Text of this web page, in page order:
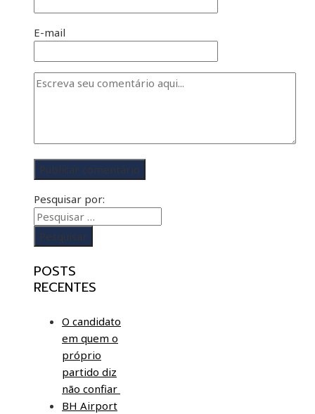
E-mail
Pesquisar por:
POSTS
RECENTES
O candidato
em quem o
próprio
partido diz
não confiar
BH Airport